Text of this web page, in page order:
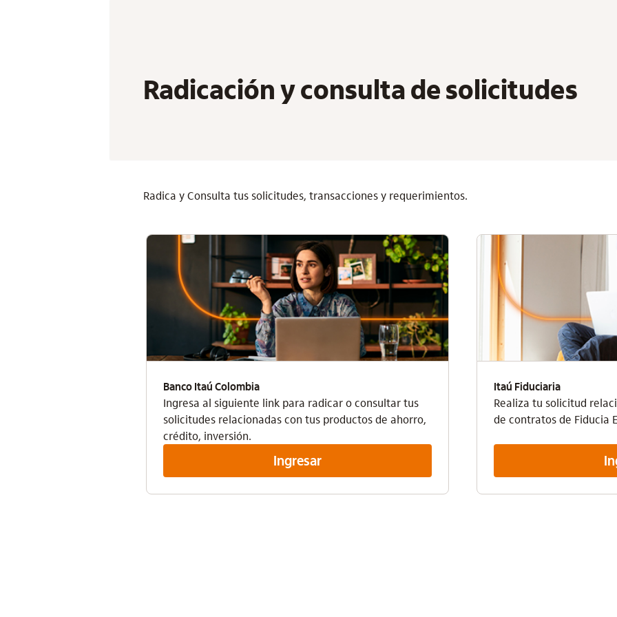
Radicación y consulta de solicitudes
Radica y Consulta tus solicitudes, transacciones y requerimientos.
Banco Itaú Colombia
Ingresa al siguiente link para radicar o consultar tus
solicitudes relacionadas con tus productos de ahorro,
crédito, inversión.
Ingresar
Itaú Fiduciaria
Realiza tu solicitud
de contratos de Fiducia